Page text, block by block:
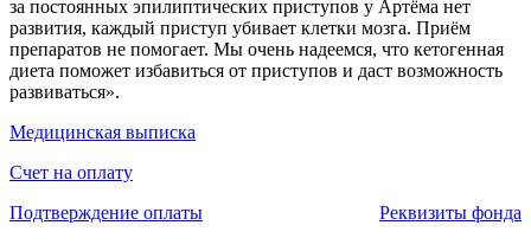
за постоянных эпилиптических приступов у Артёма нет
развития, каждый приступ убивает клетки мозга. Приём
препаратов не помогает. Мы очень надеемся, что кетогенная
диета поможет избавиться от приступов и даст возможность
развиваться».
Медицинская выписка
Счет на оплату
Подтверждение оплаты
Реквизиты фонда